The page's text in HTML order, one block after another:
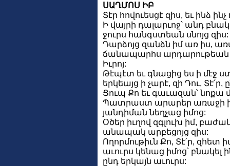
ՍԱՂՄՈՍ ԻԲ
Տէր հովուեսցէ զիս, եւ ինձ
Ի վայրի դալարւոջ՝ անդ
ջուրս հանգստեան սնոյց զիս:
Դարձոյց զանձն իմ առ իս,
ճանապարհս արդարութեան
Իւրոյ:
Թէպէտ եւ գնացից ես ի մէջ
երկեայց ի չարէ, զի Դու, Տէ՛ր,
Ցուպ Քո եւ գաւազան՝ նոքա
Պատրաստ արարեր առաջի
յանդիման նեղչաց իմոց:
Օծեր իւղով զգլուխ իմ,
անապակ արբեցոյց զիս:
Ողորմութիւն Քո, Տէ՛ր, զհետ
աւուրս կենաց իմոց՝
ընդ երկայն աւուրս: